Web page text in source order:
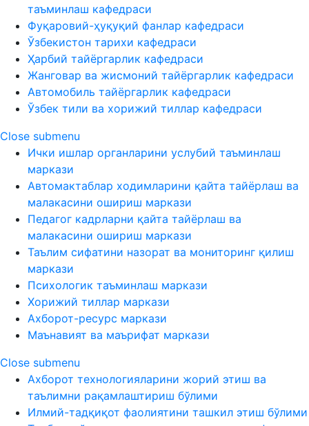
таъминлаш кафедраси
Фуқаровий-ҳуқуқий фанлар кафедраси
Ўзбекистон тарихи кафедраси
Ҳарбий тайёргарлик кафедраси
Жанговар ва жисмоний тайёргарлик кафедраси
Автомобиль тайёргарлик кафедраси
Ўзбек тили ва хорижий тиллар кафедраси
Close submenu
Ички ишлар органларини услубий таъминлаш
маркази
Автомактаблар ходимларини қайта тайёрлаш ва
малакасини ошириш маркази
Педагог кадрларни қайта тайёрлаш ва
малакасини ошириш маркази
Таълим сифатини назорат ва мониторинг қилиш
маркази
Психологик таъминлаш маркази
Хорижий тиллар маркази
Ахборот-ресурс маркази
Маънавият ва маърифат маркази
Close submenu
Ахборот технологияларини жорий этиш ва
таълимни рақамлаштириш бўлими
Илмий-тадқиқот фаолиятини ташкил этиш бўлими